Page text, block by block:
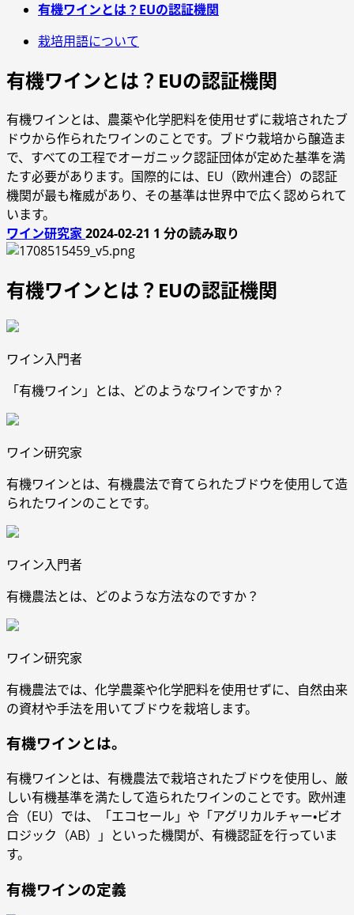
有機ワインとは？EUの認証機関
栽培用語について
有機ワインとは？EUの認証機関
有機ワインとは、農薬や化学肥料を使用せずに栽培されたブ
ドウから作られたワインのことです。ブドウ栽培から醸造ま
で、すべての工程でオーガニック認証団体が定めた基準を満
たす必要があります。国際的には、EU（欧州連合）の認証
機関が最も権威があり、その基準は世界中で広く認められて
います。
ワイン研究家2024-02-21 1 分の読み取り
有機ワインとは？EUの認証機関
ワイン入門者
「有機ワイン」とは、どのようなワインですか？
ワイン研究家
有機ワインとは、有機農法で育てられたブドウを使用して造
られたワインのことです。
ワイン入門者
有機農法とは、どのような方法なのですか？
ワイン研究家
有機農法では、化学農薬や化学肥料を使用せずに、自然由来
の資材や手法を用いてブドウを栽培します。
有機ワインとは。
有機ワインとは、有機農法で栽培されたブドウを使用し、厳
しい有機基準を満たして造られたワインのことです。欧州連
合（EU）では、「エコセール」や「アグリカルチャー・ビオ
ロジック（AB）」といった機関が、有機認証を行っていま
す。
有機ワインの定義